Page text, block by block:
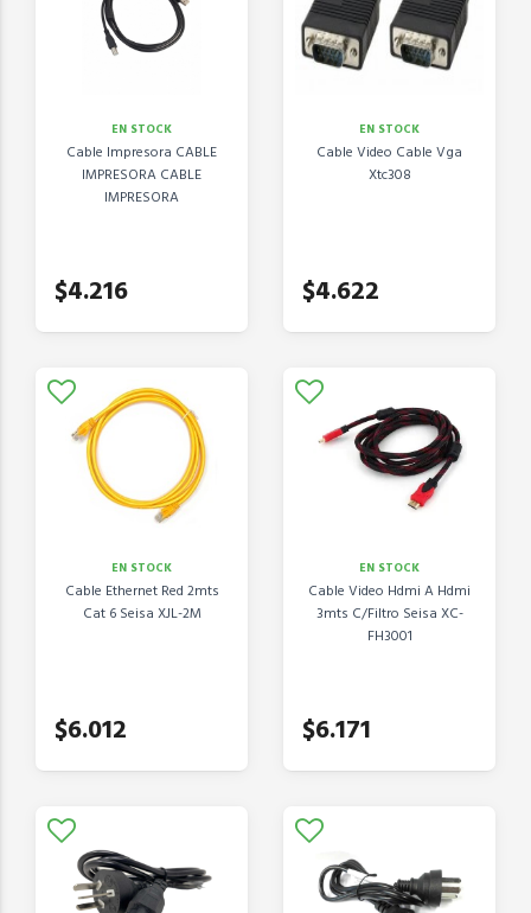
EN STOCK
Cable Impresora CABLE
IMPRESORA CABLE
IMPRESORA
$4.216
EN STOCK
Cable Video Cable Vga
Xtc308
$4.622
EN STOCK
Cable Ethernet Red 2mts
Cat 6 Seisa XJL-2M
$6.012
EN STOCK
Cable Video Hdmi A Hdmi
3mts C/Filtro Seisa XC-
FH3001
$6.171